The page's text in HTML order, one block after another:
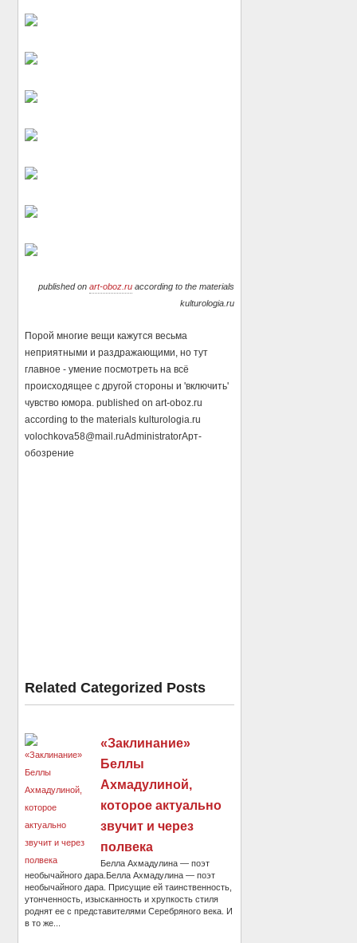
published on art-oboz.ruaccording to the materials
kulturologia.ru
Порой многие вещи кажутся весьма
неприятными и раздражающими, но тут
главное - умение посмотреть на всё
происходящее с другой стороны и 'включить'
чувство юмора. published on art-oboz.ru
according to the materials kulturologia.ru
volochkova58@mail.ruAdministratorАрт-
обозрение
Related Categorized Posts
«Заклинание»
Беллы
Ахмадулиной,
которое актуально
звучит и через
полвека
Белла Ахмадулина — поэт
необычайного дара.Белла Ахмадулина — поэт
необычайного дара. Присущие ей таинственность,
утонченность, изысканность и хрупкость стиля
роднят ее с представителями Серебряного века. И
в то же...